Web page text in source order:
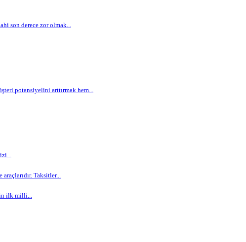
son derece zor olmak...
potansiyelini arttırmak hem...
Taksitler...
ilk milli...